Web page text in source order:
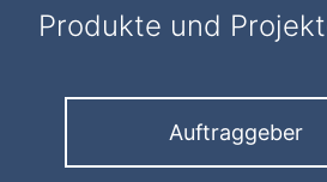
Produkte und
Auftraggeber